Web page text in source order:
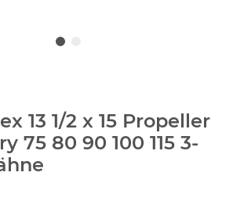
13 1/2 x 15 Propeller
75 80 90 100 115 3-